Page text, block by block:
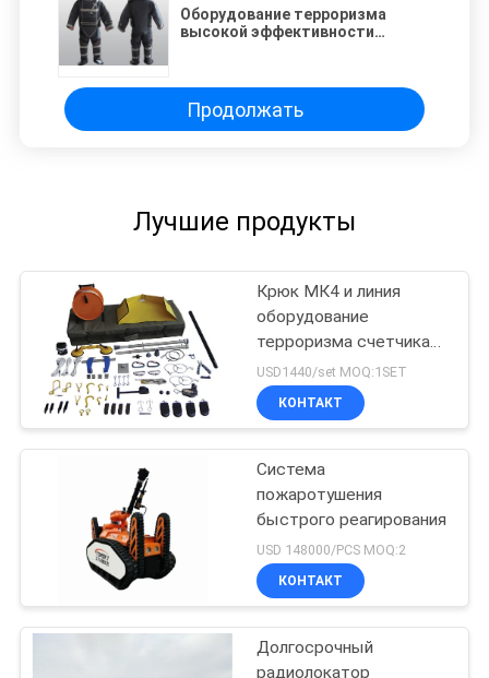
Оборудование терроризма
высокой эффективности
Продолжать
Лучшие продукты
Крюк МК4 и линия
оборудование
терроризма счетчика
набора для взрывчатки
подозреваемого ручки
USD1440/set MOQ:1SET
КОНТАКТ
Система
пожаротушения
быстрого реагирования
USD 148000/PCS MOQ:2
КОНТАКТ
Долгосрочный
радиолокатор